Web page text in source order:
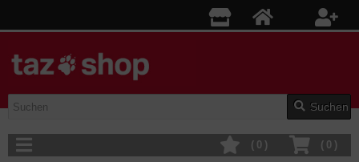
Suchen
( 0 )
( 0 )